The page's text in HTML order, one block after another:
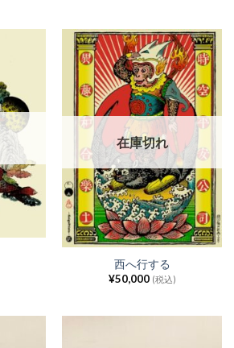
在庫切れ
西へ行する
¥50,000 (税込)